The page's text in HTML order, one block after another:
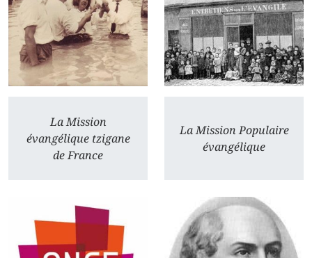
La Mission
évangélique tzigane
de France
La Mission Populaire
évangélique